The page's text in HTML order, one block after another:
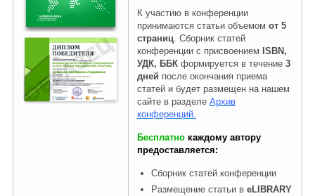
Редколлегия
Правовая информация
2025-2019
2025-2019
2025-2019
К участию в конференции
принимаются статьи объемом от 5
страниц. Сборник статей
конференции с присвоением ISBN,
УДК, ББКформируется в течение3
дней после окончания приема
статей и будет размещен на нашем
сайте в разделе Архив
конференций.
Бесплатно каждому автору
предоставляется:
Сборник статей конференции
Размещение статьи в eLIBRARY